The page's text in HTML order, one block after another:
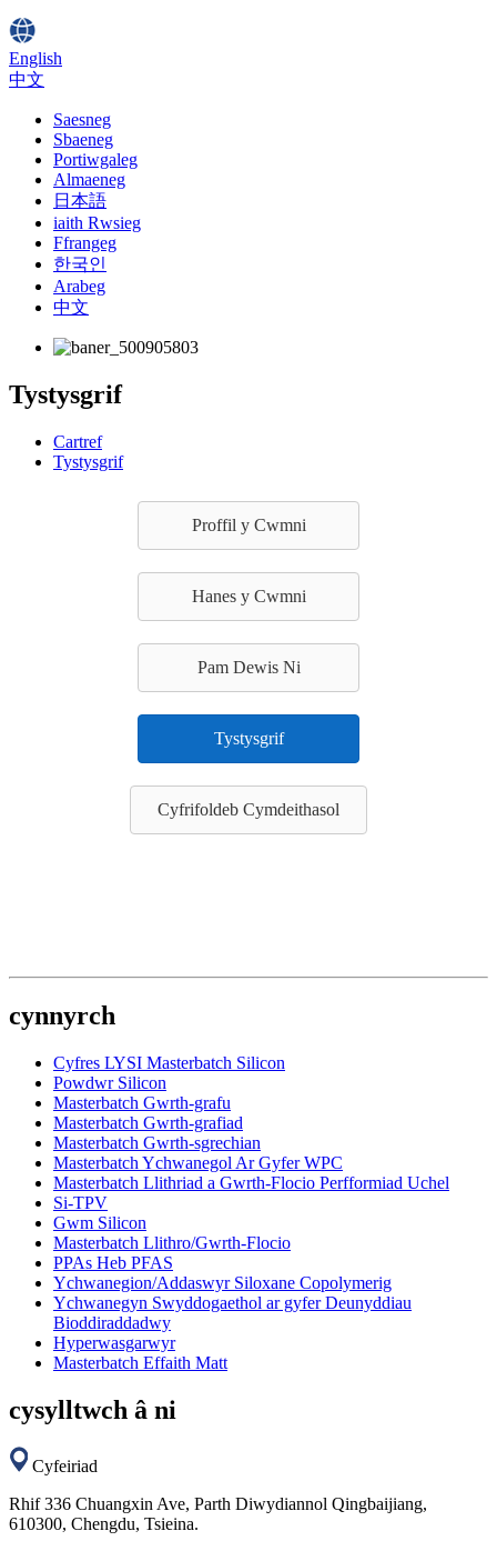
English
中文
Saesneg
Sbaeneg
Portiwgaleg
Almaeneg
日本語
iaith Rwsieg
Ffrangeg
한국인
Arabeg
中文
Tystysgrif
Cartref
Tystysgrif
Proffil y Cwmni
Hanes y Cwmni
Pam Dewis Ni
Tystysgrif
Cyfrifoldeb Cymdeithasol
cynnyrch
Cyfres LYSI Masterbatch Silicon
Powdwr Silicon
Masterbatch Gwrth-grafu
Masterbatch Gwrth-grafiad
Masterbatch Gwrth-sgrechian
Masterbatch Ychwanegol Ar Gyfer WPC
Masterbatch Llithriad a Gwrth-Flocio Perfformiad Uchel
Si-TPV
Gwm Silicon
Masterbatch Llithro/Gwrth-Flocio
PPAs Heb PFAS
Ychwanegion/Addaswyr Siloxane Copolymerig
Ychwanegyn Swyddogaethol ar gyfer Deunyddiau
Bioddiraddadwy
Hyperwasgarwyr
Masterbatch Effaith Matt
cysylltwch â ni
Cyfeiriad
Rhif 336 Chuangxin Ave, Parth Diwydiannol Qingbaijiang,
610300, Chengdu, Tsieina.